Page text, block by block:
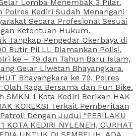
Lomba Menembak 3 Pilar.
Polres Kediri Sudah Menangani
Secara Profesional Sesuai
Ketentuan Hukum.
Tangkap Pengedar Okerbaya di
Butir Pil LL Diamankan Polisi.
ke – 79 dan Tahun Baru Islam,
Gelar Liwetan Bhayangkara.
Bhayangkara ke 79, Polres
Raga Bersama dan Fun Bike.
SMKN 1 Kota Kediri Berikan HAK
KOREKSI Terkait Pemberitaan
Dengan Judul “PERILAKU
KOTA KEDIRI NYLENEH, CURHAT